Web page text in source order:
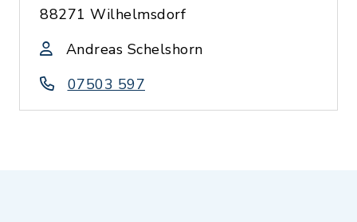
88271 Wilhelmsdorf
Andreas Schelshorn
07503 597